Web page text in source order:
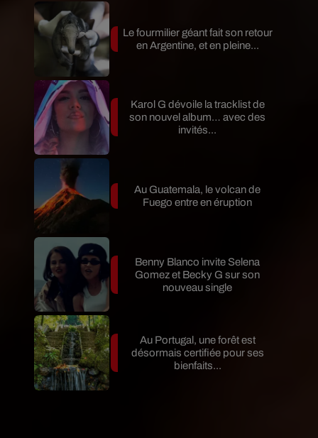
Le fourmilier géant fait son retour
en Argentine, et en pleine...
Karol G dévoile la tracklist de
son nouvel album… avec des
invités...
Au Guatemala, le volcan de
Fuego entre en éruption
Benny Blanco invite Selena
Gomez et Becky G sur son
nouveau single
Au Portugal, une forêt est
désormais certifiée pour ses
bienfaits...